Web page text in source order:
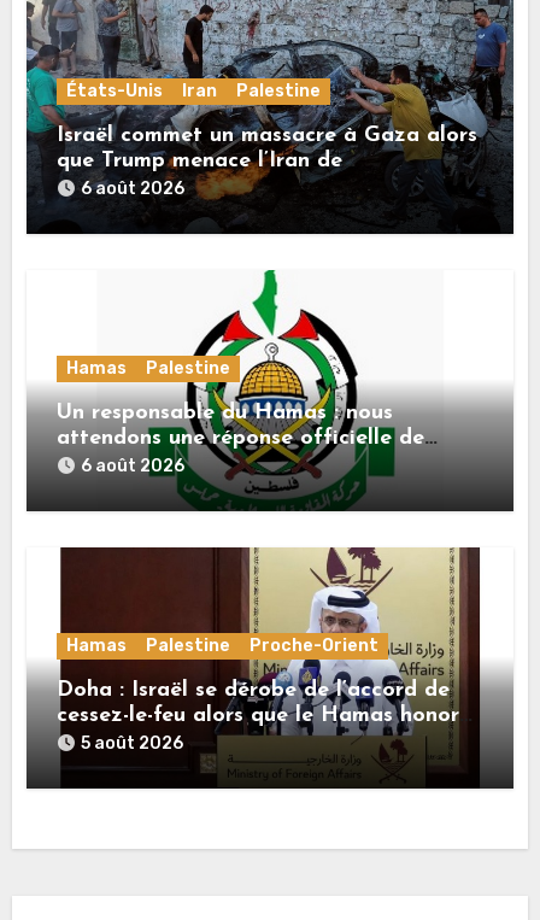
États-Unis Iran Palestine
Israël commet un massacre à Gaza alors
que Trump menace l’Iran de
«décapitation»
6 août 2026
Hamas Palestine
Un responsable du Hamas : nous
attendons une réponse officielle de
Mladenov concernant la feuille de route
de la deuxième phase de l’accord
6 août 2026
Hamas Palestine Proche-Orient
Doha : Israël se dérobe de l’accord de
cessez-le-feu alors que le Hamas honore
ses engagements
5 août 2026